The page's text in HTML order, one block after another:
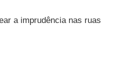
a imprudência nas ruas